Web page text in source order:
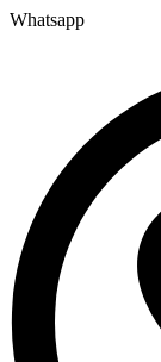
Whatsapp